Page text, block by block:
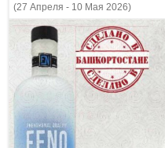
(27 Апреля - 10 Мая 2026)